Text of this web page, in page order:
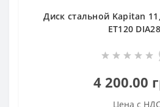
Диск стальной Kapitan
ET120
4 200.00
Цена с